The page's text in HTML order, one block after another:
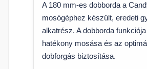
A 180 mm-es dobborda a
mosógéphez készült, eredeti
alkatrész. A dobborda
hatékony mosása és az
dobforgás biztosítása.